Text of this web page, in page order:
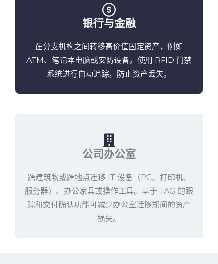
银行与金融
在分支机构之间转移高价值固定资产，例如
ATM、笔记本电脑或安防设备。使用 RFID 门禁
系统进行自动追踪，防止资产丢失。
公司办公室
跨建筑物或跨地点迁移 IT 设备（PC、打印机、
服务器）、办公家具或操作工具。基于 TAG 的跟
踪和交付确认功能可减少办公室迁移期间的资产
损失。